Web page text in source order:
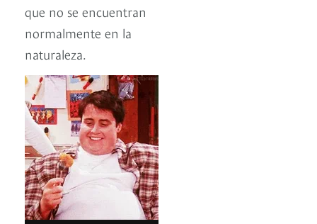
que no se encuentran
normalmente en la
naturaleza.